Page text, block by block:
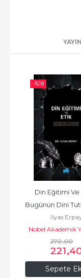
-%18
Sepete
Din Eğitimi Ve
Bugünün Dini
Geçmi
İlyas
Nobel Akademik
270,00
221